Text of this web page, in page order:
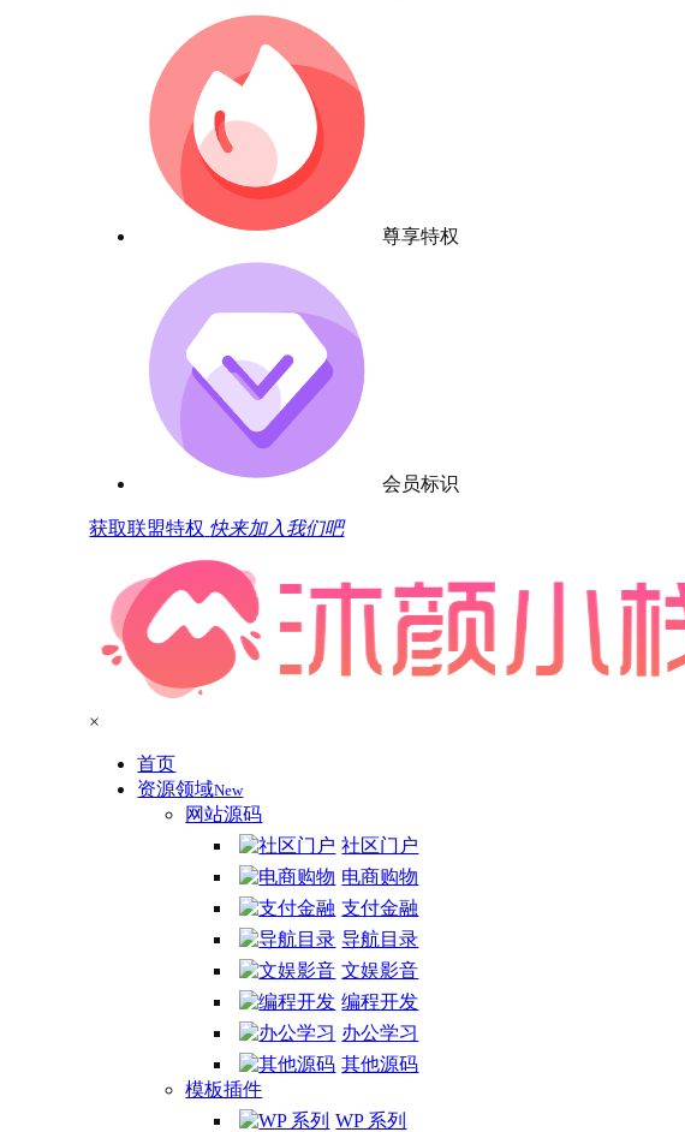
尊享特权
会员标识
获取联盟特权 快来加入我们吧
×
首页
资源领域New
网站源码
社区门户
电商购物
支付金融
导航目录
文娱影音
编程开发
办公学习
其他源码
模板插件
WP 系列